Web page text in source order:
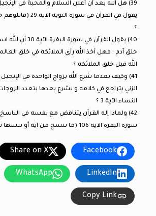
39) هل الله بعد أن أعلن السلام والمحبة في
يقول في القرآن في سورة
؟
40) يقول القرآن في سورة
خلق آدم . فهل أخذ الله رأي الملائكة في خلق
الله قبل خلق الملائكة ؟
41) وكيف بعدما شرع الله بزواج الواحدة في
الزني يتراجع في كلامه و يشرع بعدها بتعدد
النساء الآية 3 ؟
42) ولماذا إله القرآن يتناقض مع نفسه في
سورة البقرة الآية 106 (ما ننسخ من آية أو ننسها نأت بخير منها أو م
Facebook
Share on X
LinkedIn
WhatsApp
Copy Link